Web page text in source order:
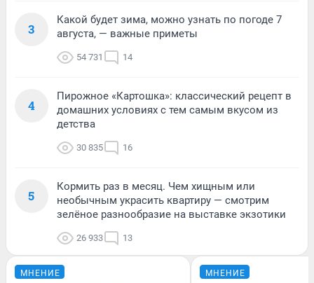
3
Какой будет зима, можно узнать по погоде 7
августа, — важные приметы
54 731 14
4
Пирожное «Картошка»: классический рецепт в
домашних условиях с тем самым вкусом из
детства
30 835 16
5
Кормить раз в месяц. Чем хищным или
необычным украсить квартиру — смотрим
зелёное разнообразие на выставке экзотики
26 933 13
МНЕНИЕ МНЕНИЕ